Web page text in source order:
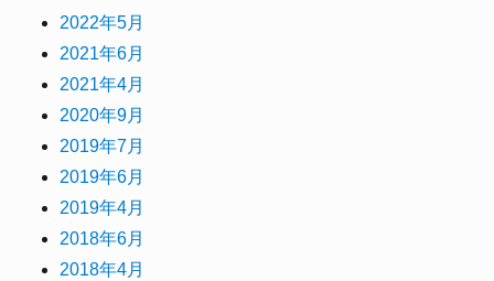
2022年5月
2021年6月
2021年4月
2020年9月
2019年7月
2019年6月
2019年4月
2018年6月
2018年4月